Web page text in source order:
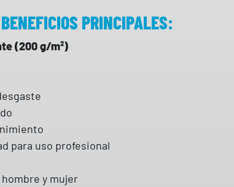
PRINCIPALES:
(200 g/m²)
para uso profesional
y mujer